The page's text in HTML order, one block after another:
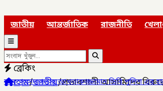
জাতীয় আন্তর্জাতিক রাজনীতি
ব্রেকিং
ডিবি পুলিশ এর হাতে আটক,✦
হোম/জাতীয়/প্রভাবশালী আসামিদের